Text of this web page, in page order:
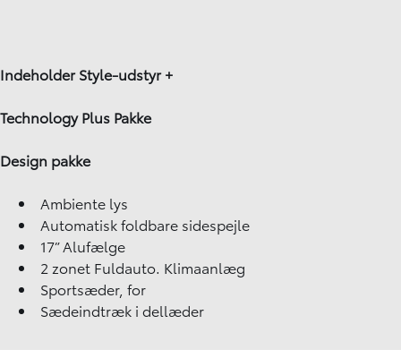
Indeholder Style-udstyr +
Technology Plus Pakke
Design pakke
Ambiente lys
Automatisk foldbare sidespejle
17” Alufælge
2 zonet Fuldauto. Klimaanlæg
Sportsæder, for
Sædeindtræk i dellæder